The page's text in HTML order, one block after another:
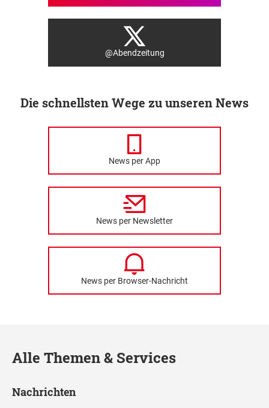
@Abendzeitung
Die schnellsten Wege zu unseren News
News per App
News per Newsletter
News per Browser-Nachricht
Alle Themen & Services
Nachrichten